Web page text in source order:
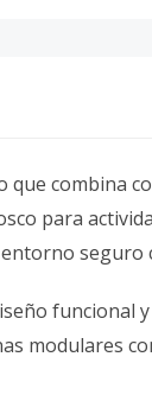
combina
para
seguro
funcional y
modulares